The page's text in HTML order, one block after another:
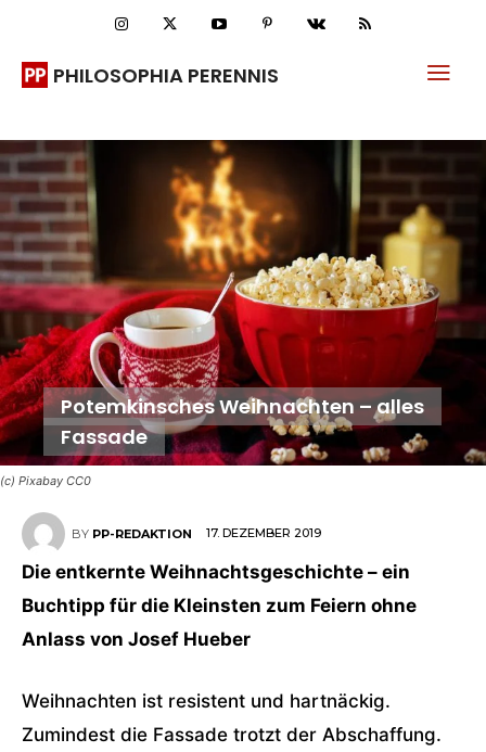
PHILOSOPHIA PERENNIS
(c) Pixabay CC0
Potemkinsches Weihnachten – alles
Fassade
BY PP-REDAKTION 17. DEZEMBER 2019
Die entkernte Weihnachtsgeschichte – ein
Buchtipp für die Kleinsten zum Feiern ohne
Anlass von Josef Hueber
Weihnachten ist resistent und hartnäckig.
Zumindest die Fassade trotzt der Abschaffung.